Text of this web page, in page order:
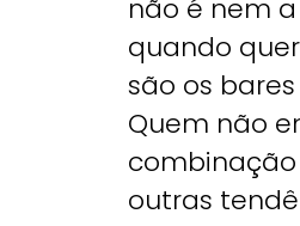
não é nem
quando
são os
Quem não
outras